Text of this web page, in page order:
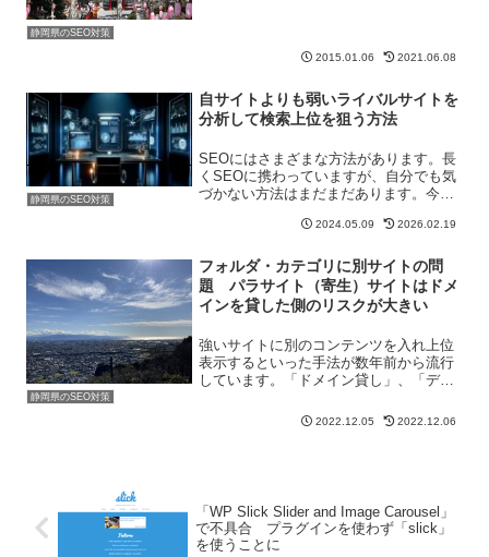
静岡県のSEO対策
ーゲットキーワー...2015.01.06 2021.06.08
静岡県のSEO対策
自サイトよりも弱いライバルサイトを
分析して検索上位を狙う方法
SEOにはさまざまな方法があります。長
くSEOに携わっていますが、自分でも気
づかない方法はまだまだあります。今回
た。「自サイトよりも弱いライバルサイ
位表示を狙う」といった...
2024.05.09 2026.02.19
静岡県のSEO対策
フォルダ・カテゴリに別サイトの問
題 パラサイト（寄生）サイトはドメ
インを貸した側のリスクが大きい
強いサイトに別のコンテンツを入れ上位
表示するといった手法が数年前から流行
しています。「ドメイン貸し」、「ディ
「カテゴリ貸し」などと表現されること
2022.12.05 2022.12.06
「WP Slick Slider and Image Carousel」
で不具合 プラグインを使わず「slick」
を使うことに